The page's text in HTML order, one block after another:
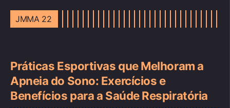
JMMA 22
Práticas Esportivas que Melhoram a
Apneia do Sono: Exercícios e
Benefícios para a Saúde Respiratória